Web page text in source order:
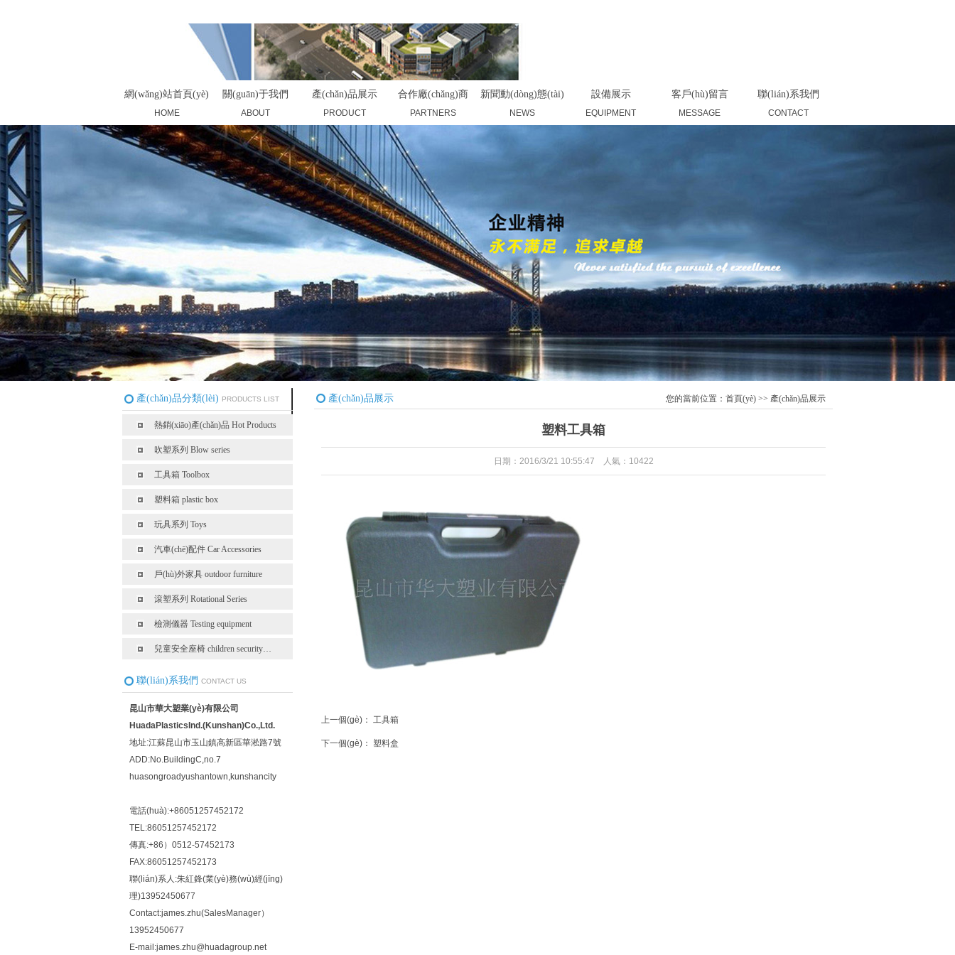
網(wǎng)站首頁(yè)
HOME
關(guān)于我們
ABOUT
產(chǎn)品展示
PRODUCT
合作廠(chǎng)商
PARTNERS
新聞動(dòng)態(tài)
NEWS
設備展示
EQUIPMENT
客戶(hù)留言
MESSAGE
聯(lián)系我們
CONTACT
產(chǎn)品分類(lèi) PRODUCTS LIST
熱銷(xiāo)產(chǎn)品 Hot Products
吹塑系列 Blow series
工具箱 Toolbox
塑料箱 plastic box
玩具系列 Toys
汽車(chē)配件 Car Accessories
戶(hù)外家具 outdoor furniture
滾塑系列 Rotational Series
檢測儀器 Testing equipment
兒童安全座椅 children security…
聯(lián)系我們 CONTACT US
昆山市華大塑業(yè)有限公司
HuadaPlasticsInd.(Kunshan)Co.,Ltd.
地址:江蘇昆山市玉山鎮高新區華淞路7號
ADD:No.BuildingC,no.7
huasongroadyushantown,kunshancity
電話(huà):+86051257452172
TEL:86051257452172
傳真:+86）0512-57452173
FAX:86051257452173
聯(lián)系人:朱紅鋒(業(yè)務(wù)經(jīng)
理)13952450677
Contact:james.zhu(SalesManager）
13952450677
E-mail:james.zhu@huadagroup.net
產(chǎn)品展示 您的當前位置： 首頁(yè) >> 產(chǎn)品展示
塑料工具箱
日期：2016/3/21 10:55:47 人氣：10422
上一個(gè)： 工具箱
下一個(gè)： 塑料盒